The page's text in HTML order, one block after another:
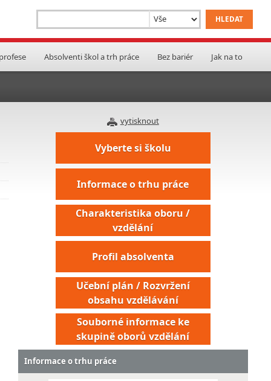
Absolventi škol a trh práce Bez bariér Jak na to
vytisknout
Vyberte si školu
Informace o trhu práce
Charakteristika oboru /
vzdělání
Profil absolventa
Učební plán / Rozvržení
obsahu vzdělávání
Souborné informace ke
skupině oborů vzdělání
Informace o trhu práce